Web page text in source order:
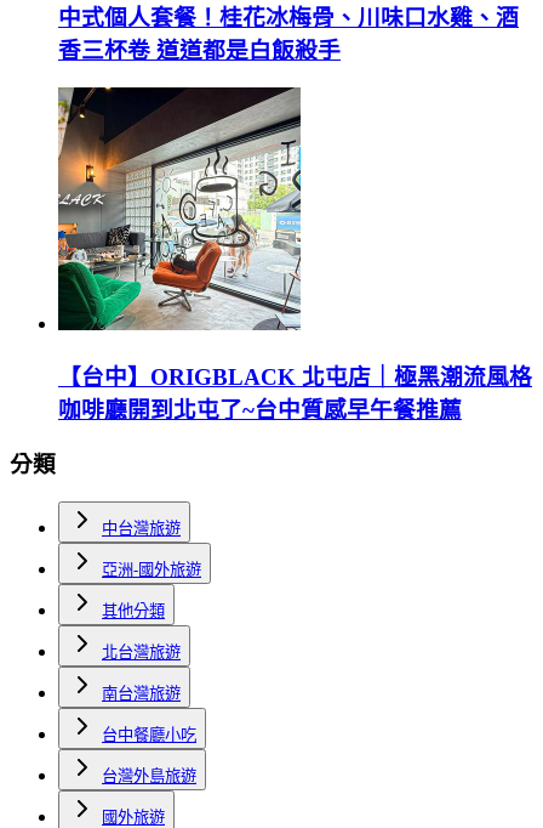
中式個人套餐！桂花冰梅骨、川味口水雞、酒
香三杯卷 道道都是白飯殺手
【台中】ORIGBLACK 北屯店｜極黑潮流風格
咖啡廳開到北屯了~台中質感早午餐推薦
分類
中台灣旅遊
亞洲-國外旅遊
其他分類
北台灣旅遊
南台灣旅遊
台中餐廳小吃
台灣外島旅遊
國外旅遊